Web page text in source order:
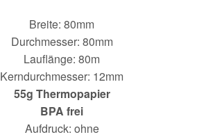
Breite: 80mm
Durchmesser: 80mm
Lauflänge: 80m
Kerndurchmesser: 12mm
55g Thermopapier
BPA frei
Aufdruck: ohne